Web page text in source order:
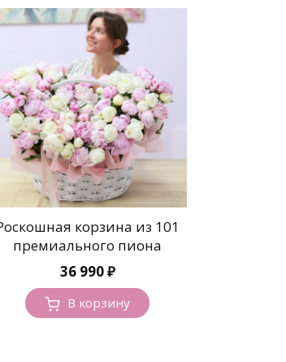
корзина из 101
премиального пиона
36 990₽
В корзину